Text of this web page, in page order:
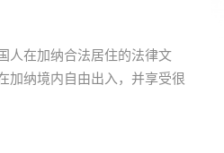
人在加纳合法居住的法律文
加纳境内自由出入，并享受很